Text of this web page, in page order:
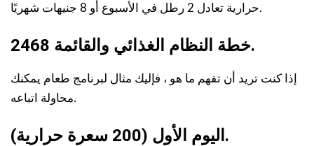
حرارية تعادل 2 رطل في الأسبوع أو 8 جنيهات شهريًا.
2468 خطة النظام الغذائي والقائمة.
إذا كنت تريد أن تفهم ما هو ، فإليك مثال لبرنامج طعام يمكنك
محاولة اتباعه.
اليوم الأول (200 سعرة حرارية).